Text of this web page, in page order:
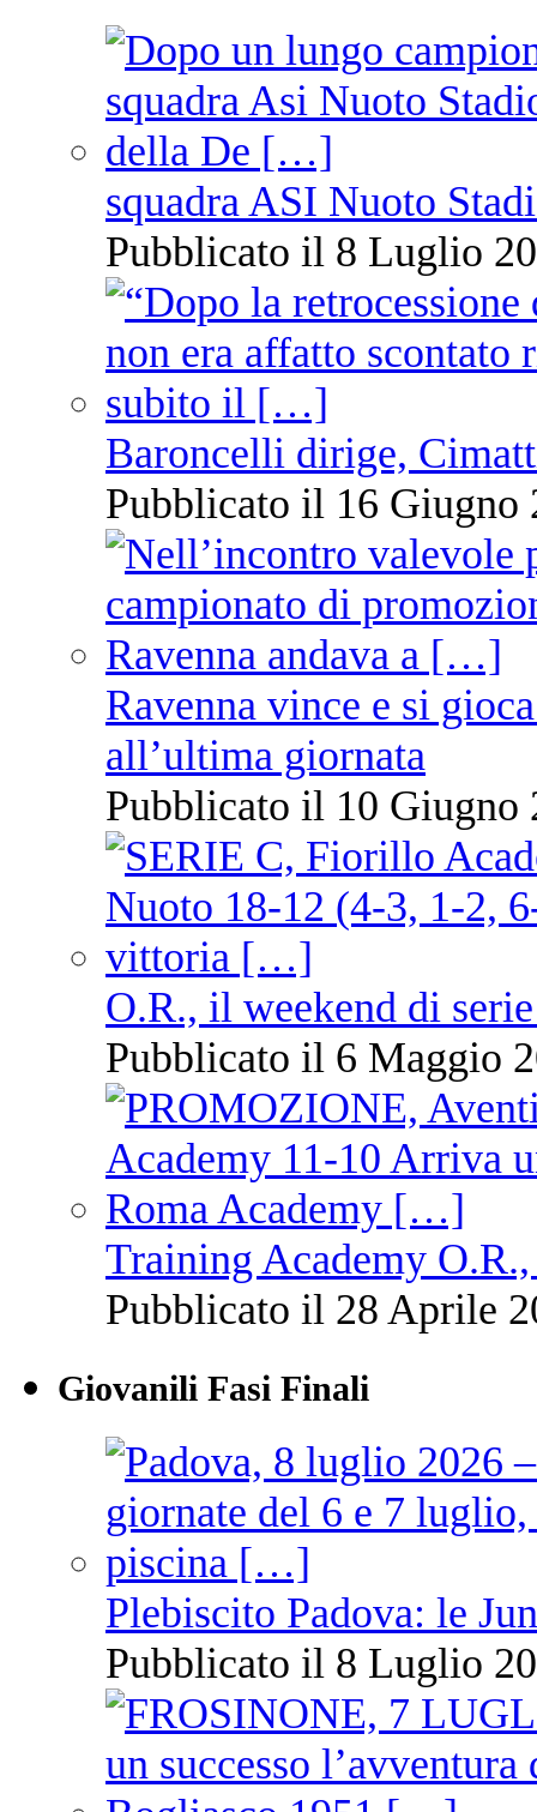
squadra ASI Nuoto
Pubblicato il 8 Luglio
Baroncelli dirige,
Pubblicato il 16 Giugno
Ravenna vince e si
all’ultima giornata
Pubblicato il 10 Giugno
O.R., il weekend di
Pubblicato il 6 Maggio
Training Academy
Pubblicato il 28 Aprile
Giovanili Fasi Finali
Plebiscito Padova: le
Pubblicato il 8 Luglio